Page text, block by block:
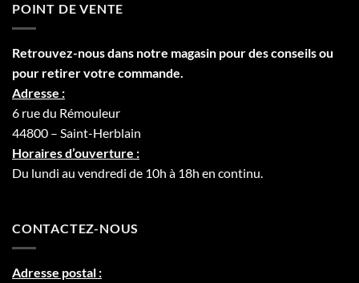
POINT DE VENTE
Retrouvez-nous dans notre magasin pour des conseils ou
pour retirer votre commande.
Adresse :
6 rue du Rémouleur
44800 – Saint-Herblain
Horaires d’ouverture :
Du lundi au vendredi de 10h à 18h en continu.
CONTACTEZ-NOUS
Adresse postal :